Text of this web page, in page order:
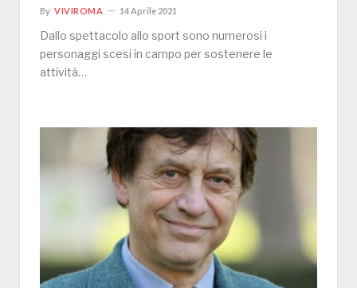
By VIVIROMA 14 Aprile 2021
Dallo spettacolo allo sport sono numerosi i
personaggi scesi in campo per sostenere le
attività…